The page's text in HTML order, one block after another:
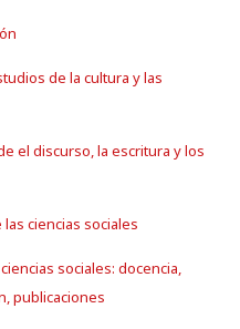
de la cultura y las
el discurso, la escritura y los
ciencias sociales
sociales: docencia,
publicaciones